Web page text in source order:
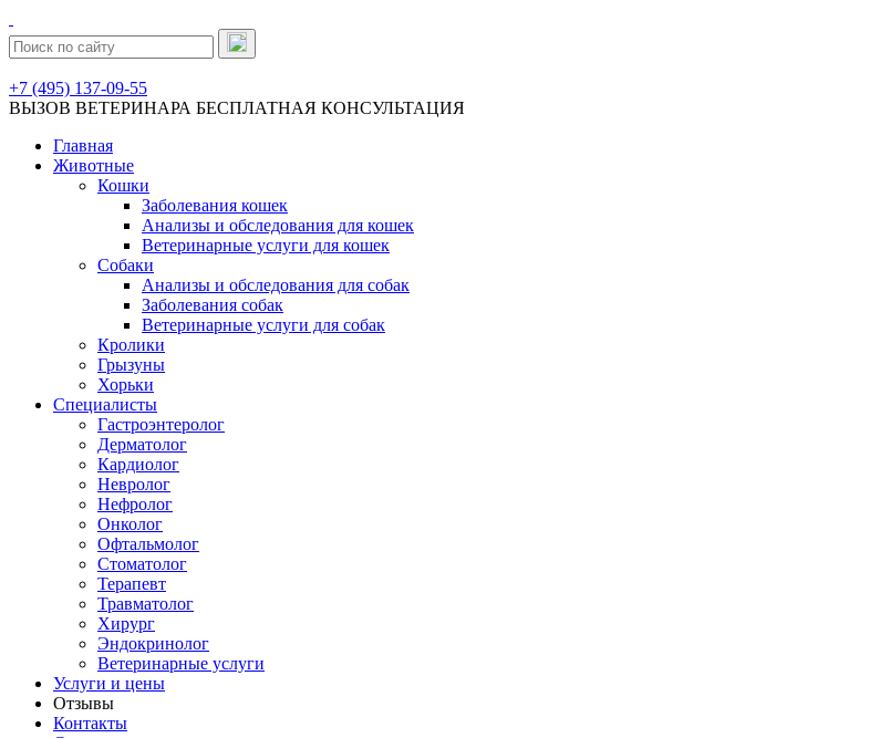
+7 (495) 137-09-55
ВЫЗОВ ВЕТЕРИНАРА БЕСПЛАТНАЯ КОНСУЛЬТАЦИЯ
Главная
Животные
Кошки
Заболевания кошек
Анализы и обследования для кошек
Ветеринарные услуги для кошек
Собаки
Анализы и обследования для собак
Заболевания собак
Ветеринарные услуги для собак
Кролики
Грызуны
Хорьки
Специалисты
Гастроэнтеролог
Дерматолог
Кардиолог
Невролог
Нефролог
Онколог
Офтальмолог
Стоматолог
Терапевт
Травматолог
Хирург
Эндокринолог
Ветеринарные услуги
Услуги и цены
Отзывы
Контакты